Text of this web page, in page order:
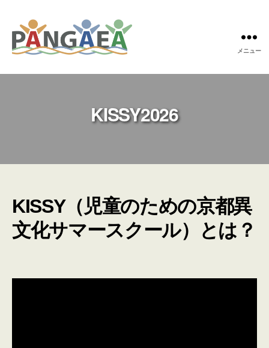
メニュー
KISSY2026
KISSY（児童のための京都異
文化サマースクール）とは？